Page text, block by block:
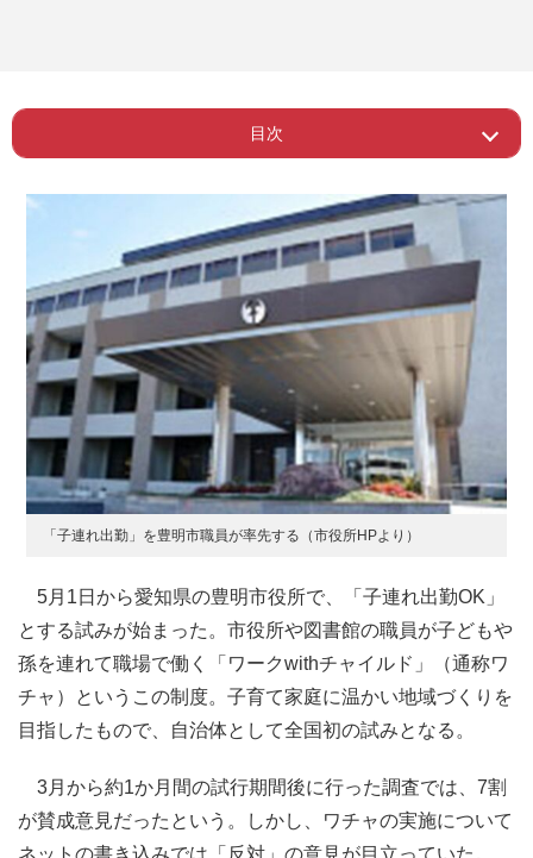
目次
Page 1 ー 賛成派・反対派の声
Page 2 ー 受け入れ側の気持ちが肯定的に変化
「子連れ出勤」を豊明市職員が率先する（市役所HPより）
5月1日から愛知県の豊明市役所で、「子連れ出勤OK」
とする試みが始まった。市役所や図書館の職員が子どもや
孫を連れて職場で働く「ワークwithチャイルド」（通称ワ
チャ）というこの制度。子育て家庭に温かい地域づくりを
目指したもので、自治体として全国初の試みとなる。
3月から約1か月間の試行期間後に行った調査では、7割
が賛成意見だったという。しかし、ワチャの実施について
ネットの書き込みでは「反対」の意見が目立っていた。